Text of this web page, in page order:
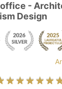
office -
Design